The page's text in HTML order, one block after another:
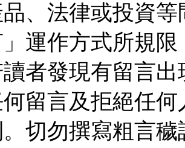
、法律或投資
運作方式所規
者發現有留言
留言及拒絕任
切勿撰寫粗言